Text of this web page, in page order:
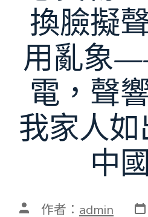
換臉擬
用亂象
電，聲
我家人如
中
文 作者： admin 發